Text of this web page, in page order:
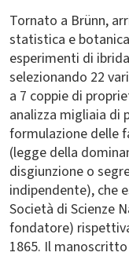
Tornato a Brünn,
statistica e
esperimenti di
selezionando 22
a 7 coppie di
analizza migliaia di
formulazione delle
(legge della
disgiunzione o
indipendente), che
Società di Scienze
fondatore)
1865. Il